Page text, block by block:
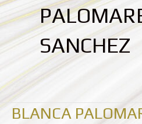
SANCHEZ
BLANCA
BLANCA